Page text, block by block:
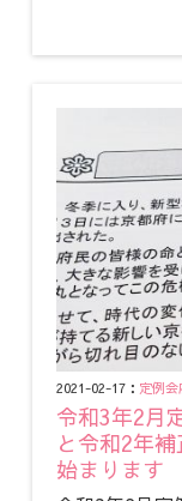
2021-02-17： 定例会
令和3年2月
と令和2年
始まります